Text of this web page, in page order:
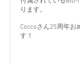
ります。
Coccoさん25周年お
す！